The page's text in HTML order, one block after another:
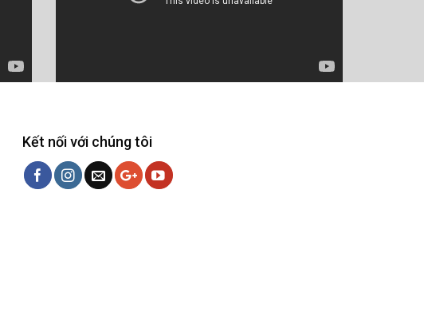
Kết nối với chúng tôi